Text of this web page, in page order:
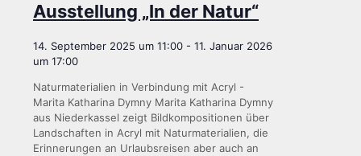
Aus­stel­lung „In der Natur“
14. September 2025 um 11:00 - 11. Januar 2026
um 17:00
Naturmaterialien in Verbindung mit Acryl -
Marita Katharina Dymny Marita Katharina Dymny
aus Niederkassel zeigt Bildkompositionen über
Landschaften in Acryl mit Naturmaterialien, die
Erinnerungen an Urlaubsreisen aber auch an